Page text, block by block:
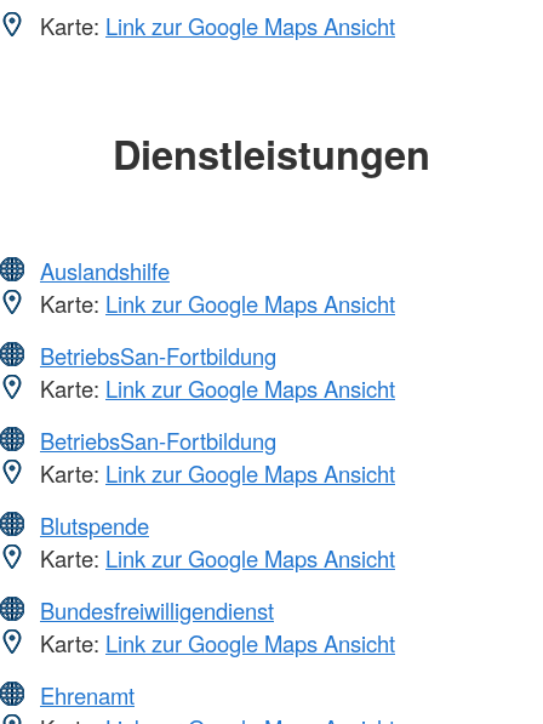
Karte: Link zur Google Maps Ansicht
Dienstleistungen
Auslandshilfe
Karte: Link zur Google Maps Ansicht
BetriebsSan-Fortbildung
Karte: Link zur Google Maps Ansicht
BetriebsSan-Fortbildung
Karte: Link zur Google Maps Ansicht
Blutspende
Karte: Link zur Google Maps Ansicht
Bundesfreiwilligendienst
Karte: Link zur Google Maps Ansicht
Ehrenamt